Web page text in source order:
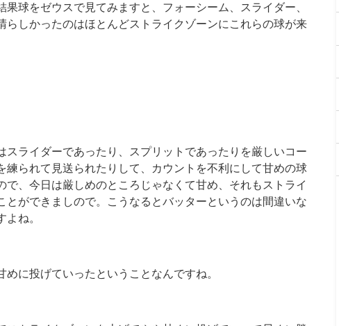
球をゼウスで見てみますと、フォーシーム、スライダー、
らしかったのはほとんどストライクゾーンにこれらの球が来
ライダーであったり、スプリットであったりを厳しいコー
練られて見送られたりして、カウントを不利にして甘めの球
で、今日は厳しめのところじゃなくて甘め、それもストライ
とができましので。こうなるとバッターというのは間違いな
よね。
に投げていったということなんですね。